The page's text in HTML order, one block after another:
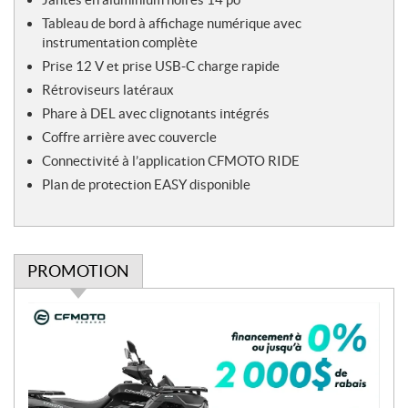
Tableau de bord à affichage numérique avec
instrumentation complète
Prise 12 V et prise USB-C charge rapide
Rétroviseurs latéraux
Phare à DEL avec clignotants intégrés
Coffre arrière avec couvercle
Connectivité à l’application CFMOTO RIDE
Plan de protection EASY disponible
PROMOTION
P
o